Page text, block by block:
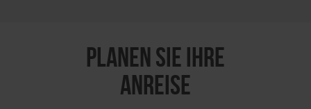
PLANEN SIE IHRE
ANREISE